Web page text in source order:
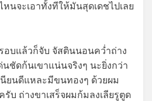
นจะเอาทั้งทีให้มันสุดเดชไปเลย
อบแล้วก็จับ จัสตินนอนคว่ำถ่าง
นชัดก้นเขาแน่นจริงๆ นะยิ่งกว่า
ยนดีแหละมีขนทองๆ ด้วยผม
บ ถ่างขาเสร็จผมก้มลงเลียรูตูด